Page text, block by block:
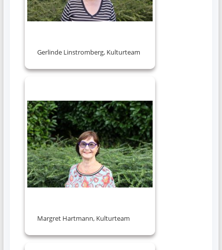
Gerlinde Linstromberg, Kulturteam
Margret Hartmann, Kulturteam